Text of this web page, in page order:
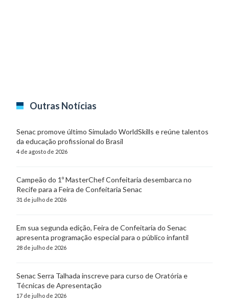
Outras Notícias
Senac promove último Simulado WorldSkills e reúne talentos
da educação profissional do Brasil
4 de agosto de 2026
Campeão do 1º MasterChef Confeitaria desembarca no
Recife para a Feira de Confeitaria Senac
31 de julho de 2026
Em sua segunda edição, Feira de Confeitaria do Senac
apresenta programação especial para o público infantil
28 de julho de 2026
Senac Serra Talhada inscreve para curso de Oratória e
Técnicas de Apresentação
17 de julho de 2026